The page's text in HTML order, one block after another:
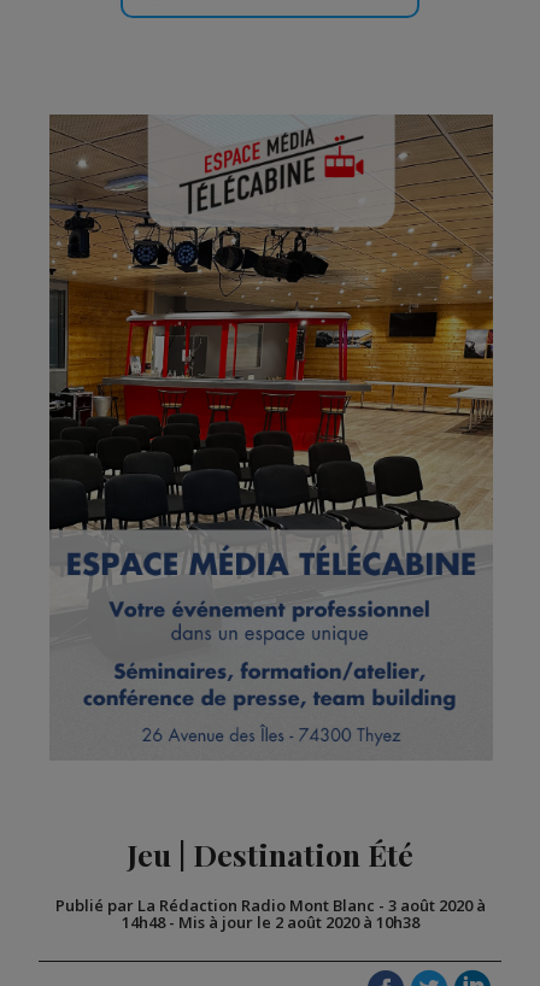
Jeu | Destination Été
Publié par La Rédaction Radio Mont Blanc - 3 août 2020 à
14h48- Mis à jour le 2 août 2020 à 10h38